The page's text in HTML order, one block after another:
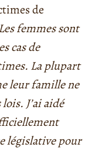
de
femmes sont
cas de
La plupart
leur famille ne
J’ai aidé
législative pour